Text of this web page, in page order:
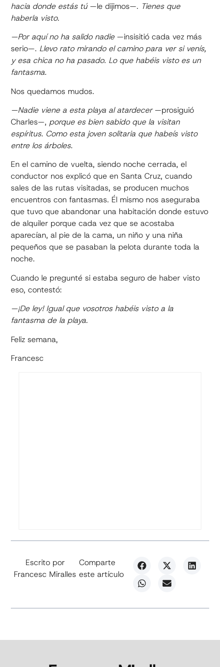
hacia donde estás tú—le dijimos—. Tienes que
haberla visto.
—Por aquí no ha salido nadie—insisitió cada vez más
serio—. Llevo rato mirando el camino para ver si venís,
y esa chica no ha pasado. Lo que habéis visto es un
fantasma.
Nos quedamos mudos.
—Nadie viene a esta playa al atardecer—prosiguió
Charles—, porque es bien sabido que la visitan
espíritus. Como esta joven solitaria que habeís visto
entre los árboles.
En el camino de vuelta, siendo noche cerrada, el
conductor nos explicó que en Santa Cruz, cuando
sales de las rutas visitadas, se producen muchos
encuentros con fantasmas. Él mismo nos aseguraba
que tuvo que abandonar una habitación donde estuvo
de alquiler porque cada vez que se acostaba
aparecían, al pie de la cama, un niño y una niña
pequeños que se pasaban la pelota durante toda la
noche.
Cuando le pregunté si estaba seguro de haber visto
eso, contestó:
—¡De ley! Igual que vosotros habéis visto a la
fantasma de la playa.
Feliz semana,
Francesc
Escrito por
Francesc Miralles
Comparte
este artículo